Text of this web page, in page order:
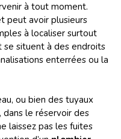
à tout moment.
peut avoir plusieurs
à localiser surtout
se situent à des endroits
enterrées ou la
ou bien des tuyaux
le réservoir des
laissez pas les fuites